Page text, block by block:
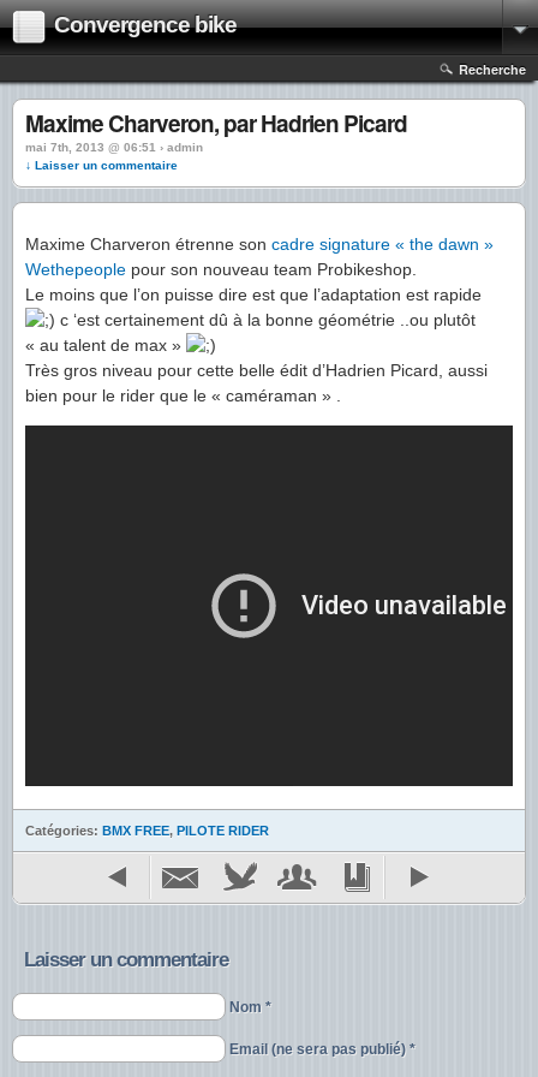
Convergence bike
Recherche
Maxime Charveron, par Hadrien Picard
mai 7th, 2013 @ 06:51 › admin
↓ Laisser un commentaire
Maxime Charveron étrenne son cadre signature « the dawn »
Wethepeople pour son nouveau team Probikeshop.
Le moins que l’on puisse dire est que l’adaptation est rapide
c ‘est certainement dû à la bonne géométrie ..ou plutôt
« au talent de max »
Très gros niveau pour cette belle édit d’Hadrien Picard, aussi
bien pour le rider que le « caméraman » .
Catégories: BMX FREE, PILOTE RIDER
Laisser un commentaire
Nom *
Email (ne sera pas publié) *